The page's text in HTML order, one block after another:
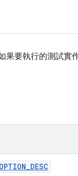
果要執行的測試實
OPTION_DESC